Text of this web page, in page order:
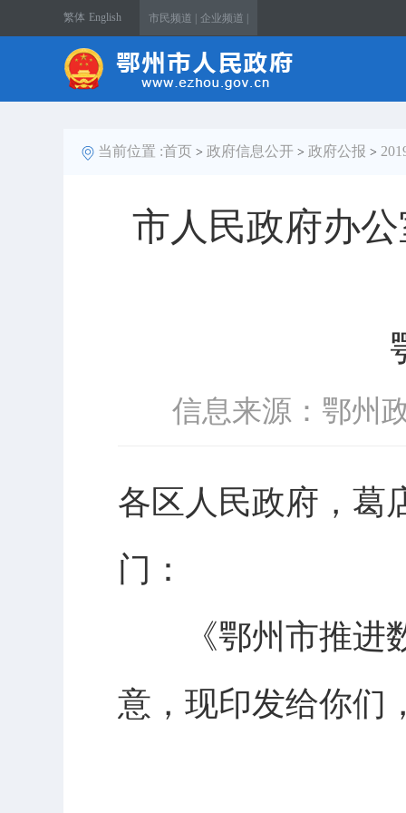
繁体 English 市民频道 | 企业频道 |
当前位置 :首页 > 政府信息公开 > 政府公报 >
市人民政府办
信息来源：鄂州
各区人民政府，葛
门：
《鄂州市推
意，现印发给你们